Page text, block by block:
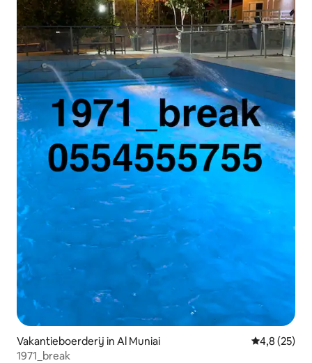
Vakantieboerderij in Al Muniai
4,8 (25)
1971_break